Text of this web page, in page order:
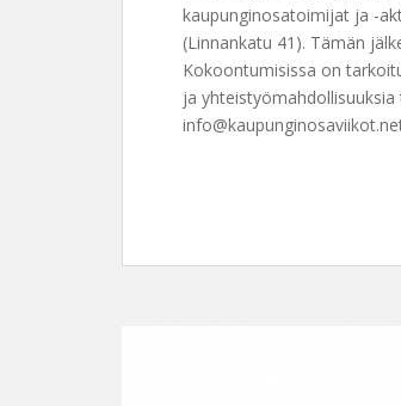
kaupunginosatoimijat ja -
(Linnankatu 41). Tämän
Kokoontumisissa on
ja